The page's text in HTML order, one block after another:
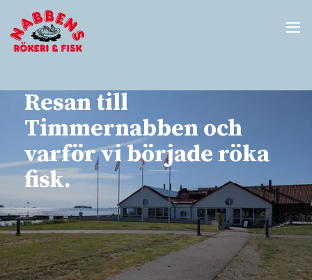
Resan till
Timmernabben och
varför vi började röka
fisk.